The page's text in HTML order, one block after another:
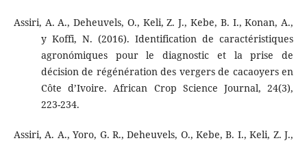
Assiri, A. A., Deheuvels, O., Keli, Z. J., Kebe, B. I., Konan, A.,
y Koffi, N. (2016). Identification de caractéristiques
agronómiques pour le diagnostic et la prise de
décision de régénération des vergers de cacaoyers en
Côte d’Ivoire. African Crop Science Journal, 24(3),
223-234.
Assiri, A. A., Yoro, G. R., Deheuvels, O., Kebe, B. I., Keli, Z. J.,